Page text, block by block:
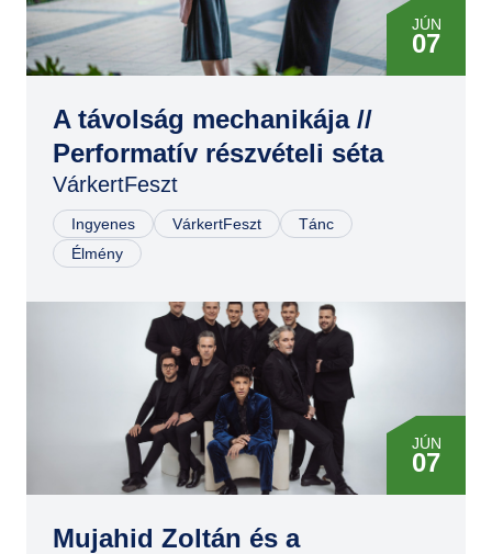
JÚN
07
A távolság mechanikája //
Performatív részvételi séta
VárkertFeszt
Ingyenes VárkertFeszt
Tánc
Élmény
JÚN
07
Mujahid Zoltán és a